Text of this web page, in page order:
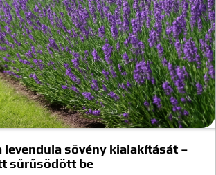
levendula sövény kialakítását –
sűrűsödött be